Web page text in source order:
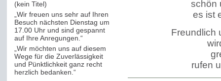
(kein Titel)
„Wir freuen uns sehr auf Ihren
Besuch nächsten Dienstag um
17.00 Uhr und sind gespannt
auf Ihre Anregungen.“
„Wir möchten uns auf diesem
Wege für die Zuverlässigkeit
und Pünktlichkeit ganz recht
herzlich bedanken.“
schön
es ist
Freundlich
rufen